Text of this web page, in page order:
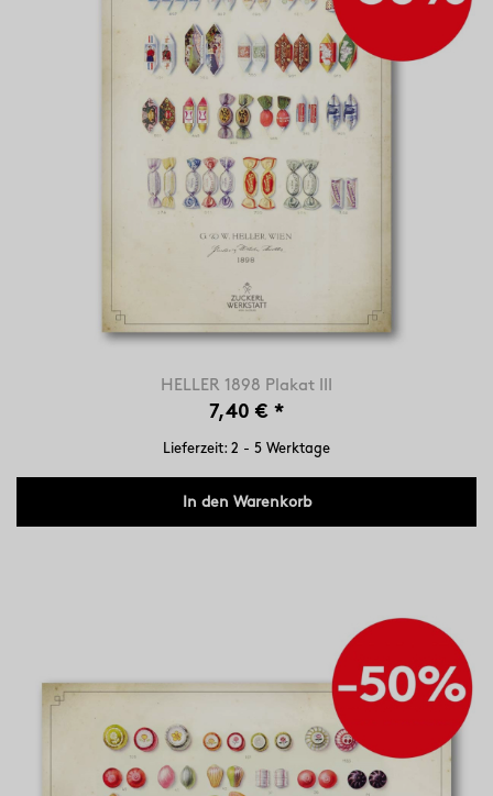
HELLER 1898 Plakat III
7,40 € *
Lieferzeit: 2 - 5 Werktage
In den Warenkorb